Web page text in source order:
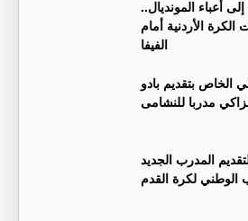
أعباء المونديال..
الأردنية أمام
الفيفا
الخاص بتقديم بادو
مدربا للنشامى
المدرب الجديد
الوطني لكرة القدم